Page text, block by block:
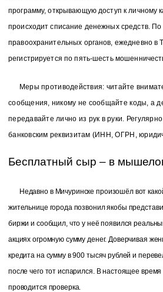
программу, открывающую доступ к личному
происходит списание денежных средств. По
правоохранительных органов, ежедневно в
регистрируется по пять-шесть
Меры противодействия: читайте
сообщения, никому не сообщайте коды, а
передавайте лично из рук в руки.
банковским реквизитам (ИНН, ОГРН,
Бесплатный сыр – в
Недавно в Мичуринске произошёл вот
жительнице города позвонил якобы
биржи и сообщил, что у неё появился
акциях огромную сумму денег. Доверчивая
кредита на сумму в 900 тысяч рублей и
после чего тот испарился. В настоящее время
проводится проверка.